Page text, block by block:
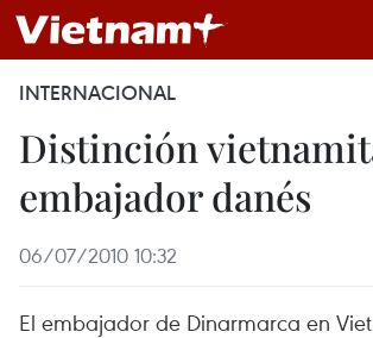
INTERNACIONAL
Distinción
embajador danés
06/07/2010 10:32
El embajador de Dinarmarca en